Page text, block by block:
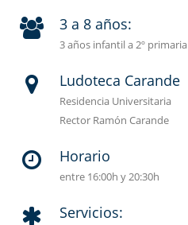
3 a 8 años:
3 años infantil a 2º primaria
Ludoteca Carande
Residencia Universitaria
Rector Ramón Carande
Horario
entre 16:00h y 20:30h
Servicios: